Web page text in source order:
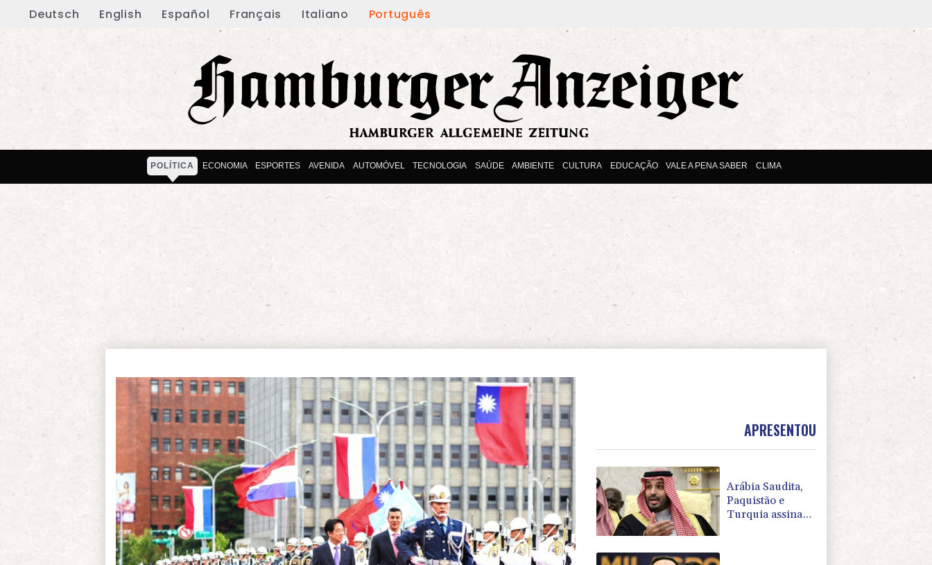
Deutsch English Español Français Italiano Português
POLÍTICA ECONOMIA ESPORTES AVENIDA AUTOMÓVEL TECNOLOGIA SAÚDE AMBIENTE CULTURA EDUCAÇÃO VALE A PENA SABER CLIMA
APRESENTOU
Arábia Saudita,
Paquistão e
Turquia assinam